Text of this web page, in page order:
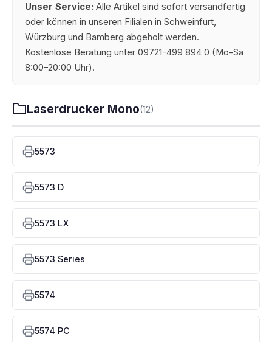
Unser Service: Alle Artikel sind sofort versandfertig
oder können in unseren Filialen in Schweinfurt,
Würzburg und Bamberg abgeholt werden.
Kostenlose Beratung unter 09721-499 894 0 (Mo–Sa
8:00–20:00 Uhr).
Laserdrucker Mono(12)
5573
5573 D
5573 LX
5573 Series
5574
5574 PC